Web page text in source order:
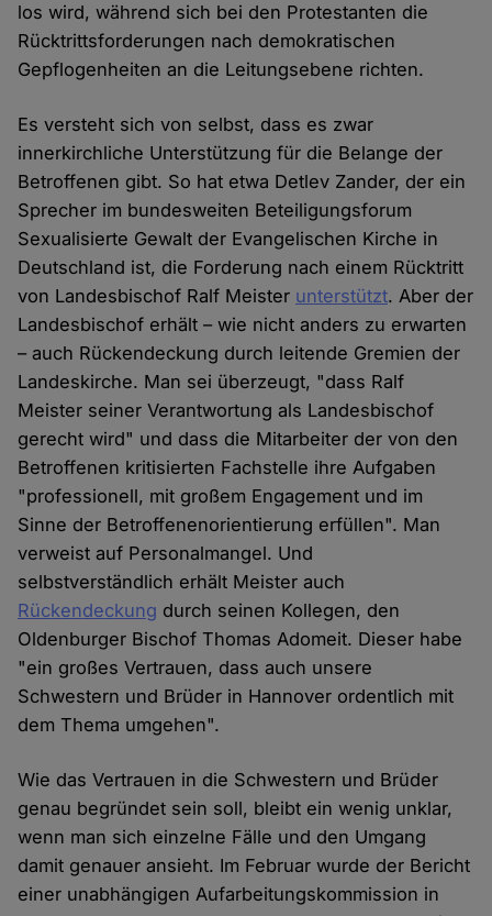
los wird, während sich bei den Protestanten die
Rücktrittsforderungen nach demokratischen
Gepflogenheiten an die Leitungsebene richten.
Es versteht sich von selbst, dass es zwar
innerkirchliche Unterstützung für die Belange der
Betroffenen gibt. So hat etwa Detlev Zander, der ein
Sprecher im bundesweiten Beteiligungsforum
Sexualisierte Gewalt der Evangelischen Kirche in
Deutschland ist, die Forderung nach einem Rücktritt
von Landesbischof Ralf Meister unterstützt. Aber der
Landesbischof erhält – wie nicht anders zu erwarten
– auch Rückendeckung durch leitende Gremien der
Landeskirche. Man sei überzeugt, "dass Ralf
Meister seiner Verantwortung als Landesbischof
gerecht wird" und dass die Mitarbeiter der von den
Betroffenen kritisierten Fachstelle ihre Aufgaben
"professionell, mit großem Engagement und im
Sinne der Betroffenenorientierung erfüllen". Man
verweist auf Personalmangel. Und
selbstverständlich erhält Meister auch
Rückendeckung durch seinen Kollegen, den
Oldenburger Bischof Thomas Adomeit. Dieser habe
"ein großes Vertrauen, dass auch unsere
Schwestern und Brüder in Hannover ordentlich mit
dem Thema umgehen".
Wie das Vertrauen in die Schwestern und Brüder
genau begründet sein soll, bleibt ein wenig unklar,
wenn man sich einzelne Fälle und den Umgang
damit genauer ansieht. Im Februar wurde der Bericht
einer unabhängigen Aufarbeitungskommission in